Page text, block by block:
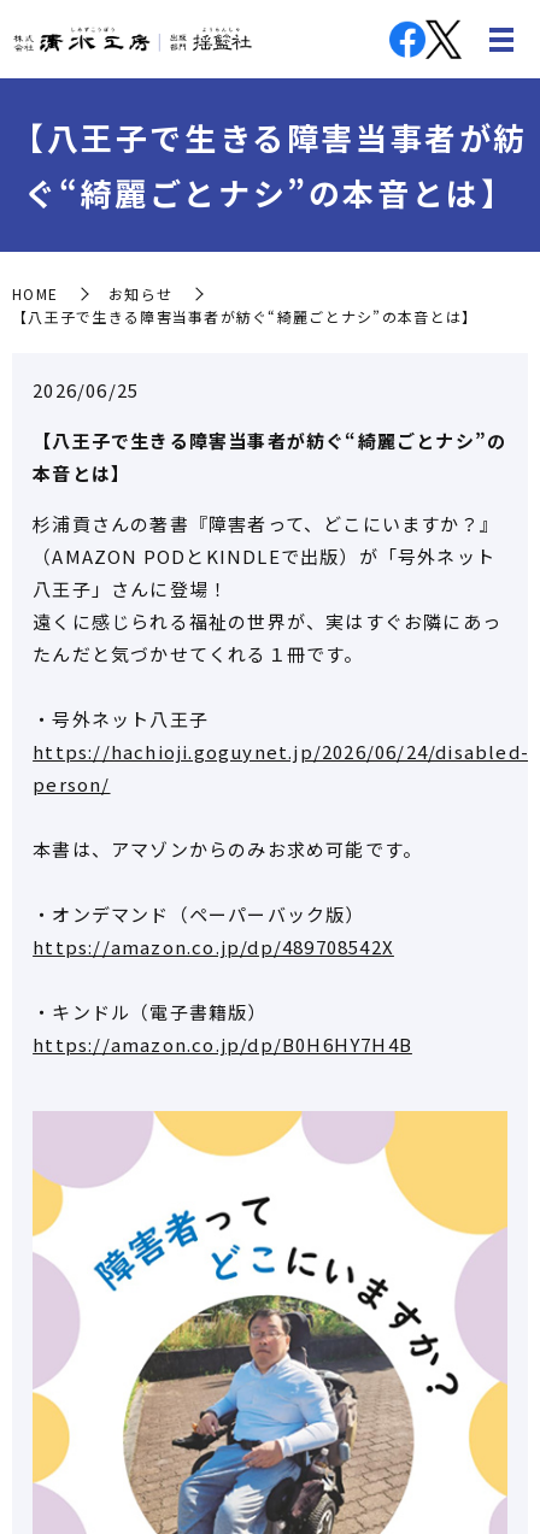
【八王子で生きる障害当事者が紡
ぐ“綺麗ごとナシ”の本音とは】
HOME
お知らせ
【八王子で生きる障害当事者が紡ぐ“綺麗ごとナシ”の本音とは】
2026/06/25
【八王子で生きる障害当事者が紡ぐ“綺麗ごとナシ”の
本音とは】
杉浦貢さんの著書『障害者って、どこにいますか？』
（AMAZON PODとKINDLEで出版）が「号外ネット
八王子」さんに登場！
遠くに感じられる福祉の世界が、実はすぐお隣にあっ
たんだと気づかせてくれる１冊です。
・号外ネット八王子
https://hachioji.goguynet.jp/2026/06/24/disabled-
person/
本書は、アマゾンからのみお求め可能です。
・オンデマンド（ペーパーバック版）
https://amazon.co.jp/dp/489708542X
・キンドル（電子書籍版）
https://amazon.co.jp/dp/B0H6HY7H4B